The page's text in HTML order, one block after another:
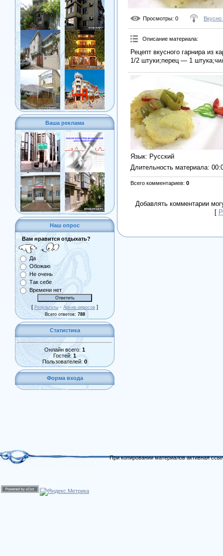
Ваша реклама
Наш опрос
Вам нравится отдыхать?
Да
Обожаю
Не очень
Так себе
Времени нет
[ Результаты · Архив опросов ]
Всего ответов: 788
Статистика
Онлайн всего: 1
Гостей: 1
Пользователей: 0
Форма входа
Просмотры: 0
Описание материала:
Рецепт вкусного гарнира
1/2 штуки;перец — 1
Язык: Русский
Длительность материала:
Всего комментариев: 0
Добавлять комментарии
[
При копировании материалов активная